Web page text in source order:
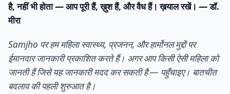
है, नहीं भी होता — आप पूरी हैं, ख़ुश हैं, और वैध हैं। ख़याल रखें। — डॉ.
मीरा
Samjho पर हम महिला स्वास्थ्य, प्रजनन, और हार्मोनल मुद्दों पर
ईमानदार जानकारी प्रकाशित करते हैं। अगर आप किसी ऐसी महिला को
जानती हैं जिसे यह जानकारी मदद कर सकती है — पहुँचाइए। बातचीत
बदलाव की पहली शुरुआत है।